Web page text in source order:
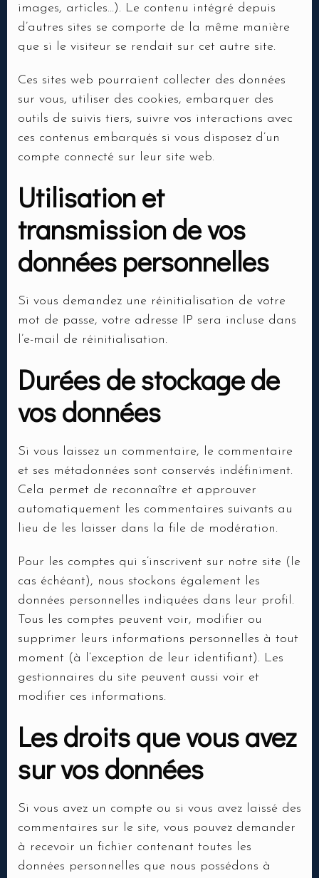
images, articles…). Le contenu intégré depuis
d’autres sites se comporte de la même manière
que si le visiteur se rendait sur cet autre site.
Ces sites web pourraient collecter des données
sur vous, utiliser des cookies, embarquer des
outils de suivis tiers, suivre vos interactions avec
ces contenus embarqués si vous disposez d’un
compte connecté sur leur site web.
Utilisation et
transmission de vos
données personnelles
Si vous demandez une réinitialisation de votre
mot de passe, votre adresse IP sera incluse dans
l’e-mail de réinitialisation.
Durées de stockage de
vos données
Si vous laissez un commentaire, le commentaire
et ses métadonnées sont conservés indéfiniment.
Cela permet de reconnaître et approuver
automatiquement les commentaires suivants au
lieu de les laisser dans la file de modération.
Pour les comptes qui s’inscrivent sur notre site (le
cas échéant), nous stockons également les
données personnelles indiquées dans leur profil.
Tous les comptes peuvent voir, modifier ou
supprimer leurs informations personnelles à tout
moment (à l’exception de leur identifiant). Les
gestionnaires du site peuvent aussi voir et
modifier ces informations.
Les droits que vous avez
sur vos données
Si vous avez un compte ou si vous avez laissé des
commentaires sur le site, vous pouvez demander
à recevoir un fichier contenant toutes les
données personnelles que nous possédons à
Ma réservation
Heure
RESERVER MA TABLE